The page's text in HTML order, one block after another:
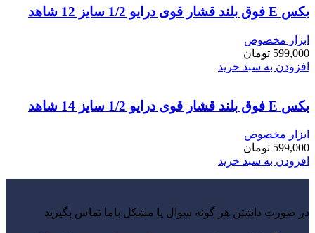
بکس E فوق بلند قشار قوی درایو 1/2 سایز 12 شاهد
ابزار مخصوص
599,000 تومان
افزودن به سبد خرید
بکس E فوق بلند قشار قوی درایو 1/2 سایز 14 شاهد
ابزار مخصوص
599,000 تومان
افزودن به سبد خرید
در صورت داشتن هر گونه سوال یا مشکل باما تماس بگیرید